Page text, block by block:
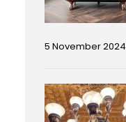
5 November 2024